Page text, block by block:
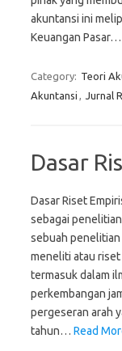
akuntansi ini
Keuangan Pasar…
Category: Teori
Akuntansi , Jurnal
Dasar
Dasar Riset
sebagai
sebuah penelitian
meneliti atau
termasuk dalam
perkembangan
pergeseran arah
tahun… Read